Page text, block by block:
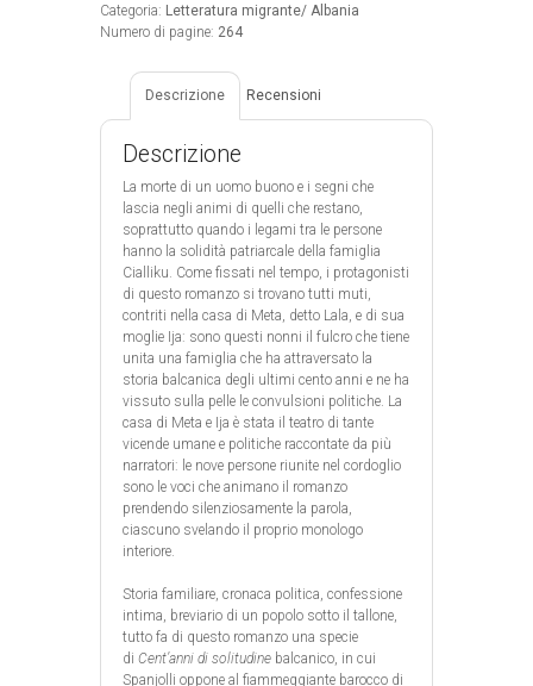
Categoria: Letteratura migrante/ Albania
Numero di pagine: 264
Descrizione Recensioni
Descrizione
La morte di un uomo buono e i segni che
lascia negli animi di quelli che restano,
soprattutto quando i legami tra le persone
hanno la solidità patriarcale della famiglia
Cialliku. Come fissati nel tempo, i protagonisti
di questo romanzo si trovano tutti muti,
contriti nella casa di Meta, detto Lala, e di sua
moglie Ija: sono questi nonni il fulcro che tiene
unita una famiglia che ha attraversato la
storia balcanica degli ultimi cento anni e ne ha
vissuto sulla pelle le convulsioni politiche. La
casa di Meta e Ija è stata il teatro di tante
vicende umane e politiche raccontate da più
narratori: le nove persone riunite nel cordoglio
sono le voci che animano il romanzo
prendendo silenziosamente la parola,
ciascuno svelando il proprio monologo
interiore.
Storia familiare, cronaca politica, confessione
intima, breviario di un popolo sotto il tallone,
tutto fa di questo romanzo una specie
di Cent’anni di solitudine balcanico, in cui
Spanjolli oppone al fiammeggiante barocco di